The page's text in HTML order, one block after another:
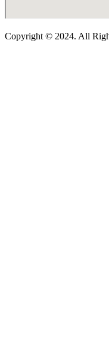
Copyright © 2024. All